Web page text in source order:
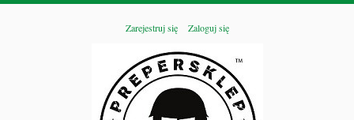
Zarejestruj się Zaloguj się